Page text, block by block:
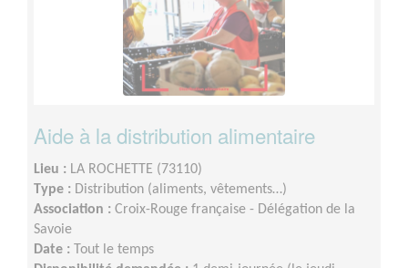
Aide à la distribution alimentaire
Lieu : LA ROCHETTE (73110)
Type : Distribution (aliments, vêtements…)
Association : Croix-Rouge française - Délégation de la
Savoie
Date : Tout le temps